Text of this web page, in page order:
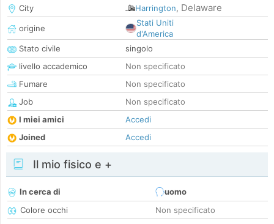
City
Harrington, Delaware
origine
Stati Uniti
d'America
Stato civile
singolo
livello accademico
Non specificato
Fumare
Non specificato
Job
Non specificato
I miei amici
Accedi
Joined
Accedi
Il mio fisico e +
In cerca di
uomo
Colore occhi
Non specificato